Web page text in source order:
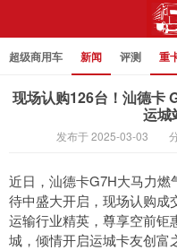
超级商用车 新闻 评测 重
现场认购126台！汕德卡
运城
发布于 2025-03-03
近日，汕德卡G7H大马力
待中盛大开启，现场认购成
运输行业精英，尊享空前钜
城，倾情开启运城卡友创富